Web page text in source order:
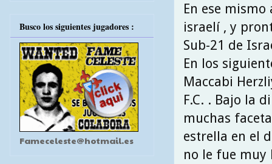
En ese
israelí , y
Sub-21 de
En los
Maccabi
F.C. . Bajo la
muchas
estrella en el
no le fue muy
Busco los siguientes jugadores :
Fameceleste@hotmail.es